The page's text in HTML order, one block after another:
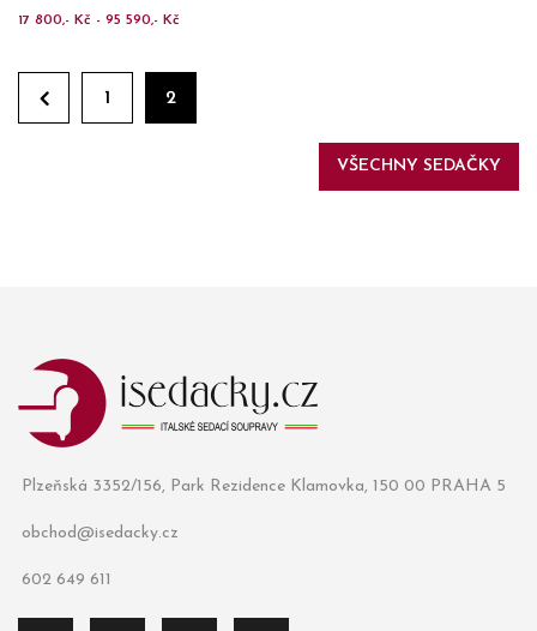
17 800,- Kč - 95 590,- Kč
1 2
VŠECHNY SEDAČKY
Plzeňská 3352/156, Park Rezidence Klamovka, 150 00 PRAHA 5
obchod@isedacky.cz
602 649 611